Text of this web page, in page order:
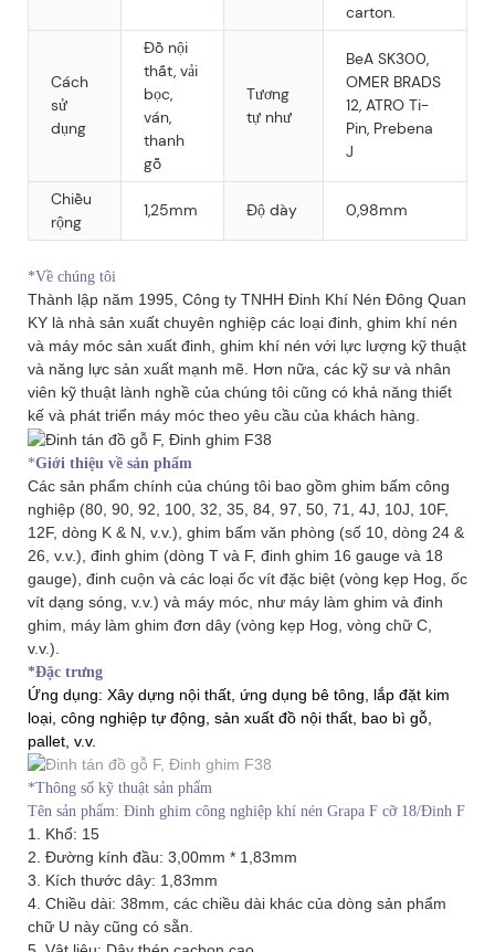
carton.
Cách
sử
dụng
Đồ nội
thất, vải
bọc,
ván,
thanh
gỗ
Tương
tự như
BeA SK300,
OMER BRADS
12, ATRO Ti-
Pin, Prebena
J
Chiều
rộng
1,25mm Độ dày 0,98mm
*Về chúng tôi
Thành lập năm 1995, Công ty TNHH Đinh Khí Nén Đông Quan
KY là nhà sản xuất chuyên nghiệp các loại đinh, ghim khí nén
và máy móc sản xuất đinh, ghim khí nén với lực lượng kỹ thuật
và năng lực sản xuất mạnh mẽ. Hơn nữa, các kỹ sư và nhân
viên kỹ thuật lành nghề của chúng tôi cũng có khả năng thiết
kế và phát triển máy móc theo yêu cầu của khách hàng.
*Giới thiệu về sản phẩm
Các sản phẩm chính của chúng tôi bao gồm ghim bấm công
nghiệp (80, 90, 92, 100, 32, 35, 84, 97, 50, 71, 4J, 10J, 10F,
12F, dòng K & N, v.v.), ghim bấm văn phòng (số 10, dòng 24 &
26, v.v.), đinh ghim (dòng T và F, đinh ghim 16 gauge và 18
gauge), đinh cuộn và các loại ốc vít đặc biệt (vòng kẹp Hog, ốc
vít dạng sóng, v.v.) và máy móc, như máy làm ghim và đinh
ghim, máy làm ghim đơn dây (vòng kẹp Hog, vòng chữ C,
v.v.).
*Đặc trưng
Ứng dụng: Xây dựng nội thất, ứng dụng bê tông, lắp đặt kim
loại, công nghiệp tự động, sản xuất đồ nội thất, bao bì gỗ,
pallet, v.v.
*Thông số kỹ thuật sản phẩm
Tên sản phẩm: Đinh ghim công nghiệp khí nén Grapa F cỡ 18/Đinh F
1. Khổ: 15
2. Đường kính đầu: 3,00mm * 1,83mm
3. Kích thước dây: 1,83mm
4. Chiều dài: 38mm, các chiều dài khác của dòng sản phẩm
chữ U này cũng có sẵn.